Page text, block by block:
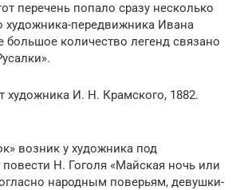
перечень попало сразу несколько
художника-передвижника Ивана
большое количество легенд связано
художника И. Н. Крамского, 1882.
возник у художника под
Н. Гоголя «Майская ночь или
народным поверьям, девушки-